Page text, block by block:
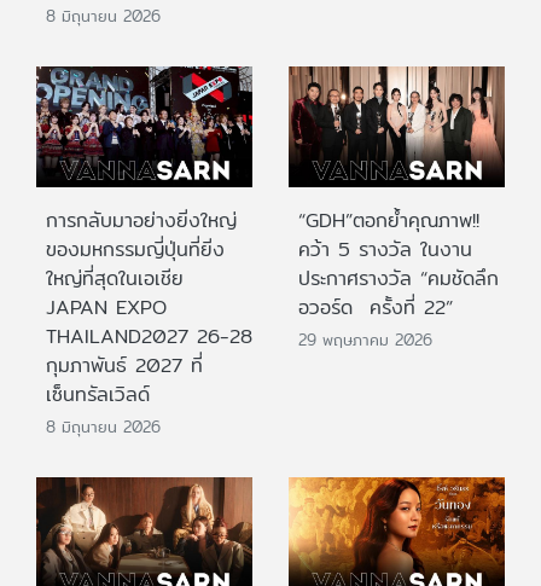
8 มิถุนายน 2026
การกลับมาอย่างยิ่งใหญ่
ของมหกรรมญี่ปุ่นที่ยิ่ง
ใหญ่ที่สุดในเอเชีย
JAPAN EXPO
THAILAND2027 26-28
กุมภาพันธ์ 2027 ที่
เซ็นทรัลเวิลด์
8 มิถุนายน 2026
“GDH”ตอกย้ำคุณภาพ!!
คว้า 5 รางวัล ในงาน
ประกาศรางวัล “คมชัดลึก
อวอร์ด ครั้งที่ 22”
29 พฤษภาคม 2026